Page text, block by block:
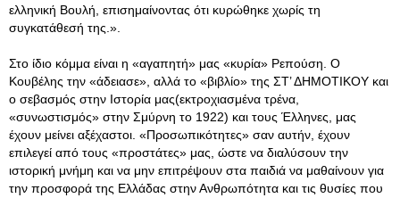
ελληνική Βουλή, επισημαίνοντας ότι κυρώθηκε χωρίς τη
συγκατάθεσή της.».
Στο ίδιο κόμμα είναι η «αγαπητή» μας «κυρία» Ρεπούση. Ο
Κουβέλης την «άδειασε», αλλά το «βιβλίο» της ΣΤ’ ΔΗΜΟΤΙΚΟΥ και
ο σεβασμός στην Ιστορία μας(εκτροχιασμένα τρένα,
«συνωστισμός» στην Σμύρνη το 1922) και τους Έλληνες, μας
έχουν μείνει αξέχαστοι. «Προσωπικότητες» σαν αυτήν, έχουν
επιλεγεί από τους «προστάτες» μας, ώστε να διαλύσουν την
ιστορική μνήμη και να μην επιτρέψουν στα παιδιά να μαθαίνουν για
την προσφορά της Ελλάδας στην Ανθρωπότητα και τις θυσίες που